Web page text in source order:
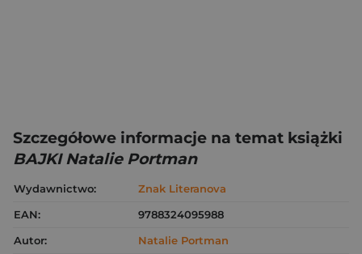
Szczegółowe informacje na temat książki
BAJKI Natalie Portman
Wydawnictwo:
Znak Literanova
EAN:
9788324095988
Autor:
Natalie Portman